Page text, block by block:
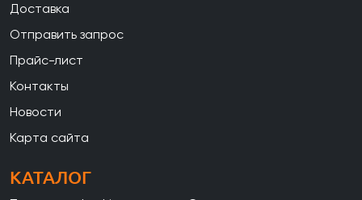
Доставка
Отправить запрос
Прайс-лист
Контакты
Новости
Карта сайта
КАТАЛОГ